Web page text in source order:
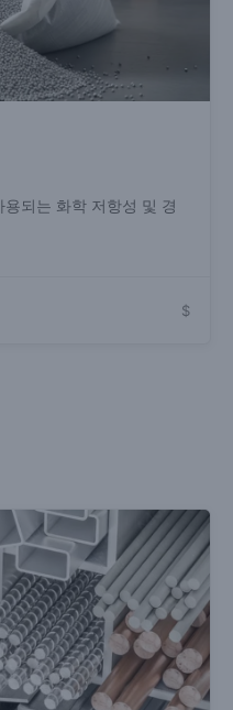
되는 화학 저항성 및 경
$